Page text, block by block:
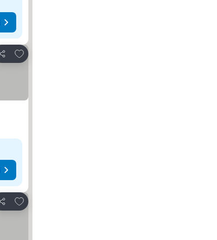
Condividi
Aggiungi ai preferiti
Condividi
Aggiungi ai preferiti